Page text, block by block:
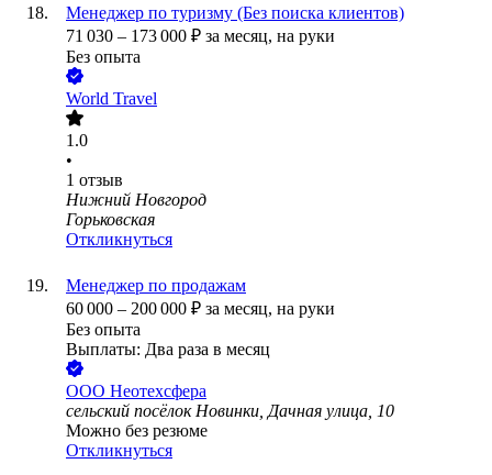
Менеджер по туризму (Без поиска клиентов)
71 030 – 173 000 ₽ за месяц, на руки
Без опыта
World Travel
1.0
•
1 отзыв
Нижний Новгород
Горьковская
Откликнуться
Менеджер по продажам
60 000 – 200 000 ₽ за месяц, на руки
Без опыта
Выплаты: Два раза в месяц
ООО Неотехсфера
сельский посёлок Новинки, Дачная улица, 10
Можно без резюме
Откликнуться